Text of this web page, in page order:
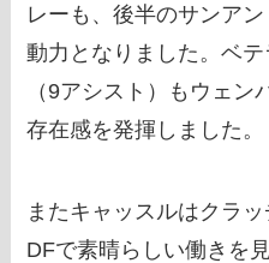
レーも、後半のサンア
動力となりました。ベ
（9アシスト）もウェ
存在感を発揮しました。
またキャッスルはクラ
DFで素晴らしい働きを